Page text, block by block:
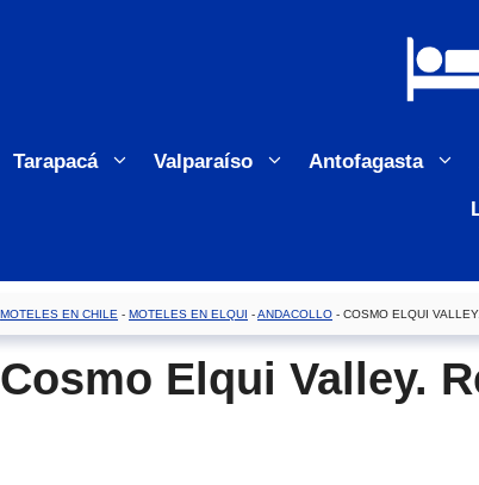
Tarapacá Valparaíso Antofagasta
MOTELES EN CHILE - MOTELES EN ELQUI -ANDACOLLO - COSMO ELQUI
Cosmo Elqui Valley.